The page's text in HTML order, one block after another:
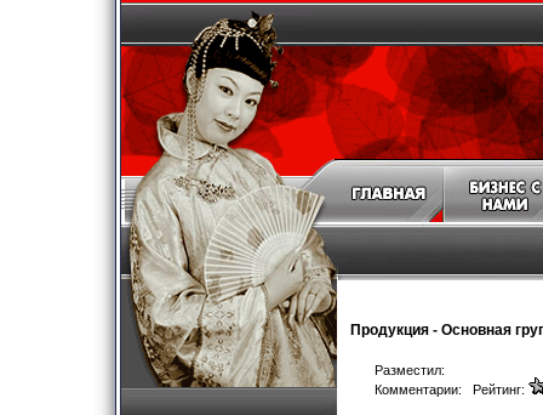
Продукция - Основная
Разместил:
Комментарии: Рейтинг: